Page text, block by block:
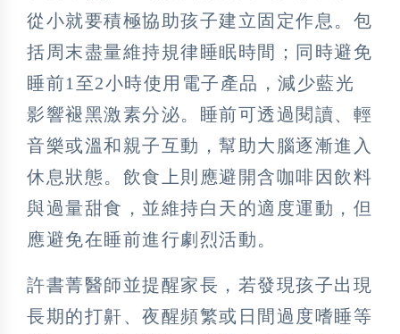
從小就要積極協助孩子建立固定作息。包
括周末盡量維持規律睡眠時間；同時避免
睡前1至2小時使用電子產品，減少藍光
影響褪黑激素分泌。睡前可透過閱讀、輕
音樂或溫和親子互動，幫助大腦逐漸進入
休息狀態。飲食上則應避開含咖啡因飲料
與過量甜食，並維持白天的適度運動，但
應避免在睡前進行劇烈活動。
許書菁醫師並提醒家長，若發現孩子出現
長期的打鼾、夜醒頻繁或日間過度嗜睡等